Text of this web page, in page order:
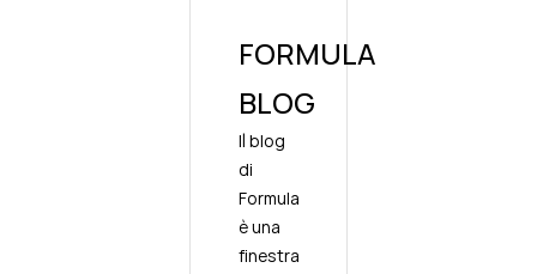
FORMULA
BLOG
Il blog
di
Formula
è una
finestra